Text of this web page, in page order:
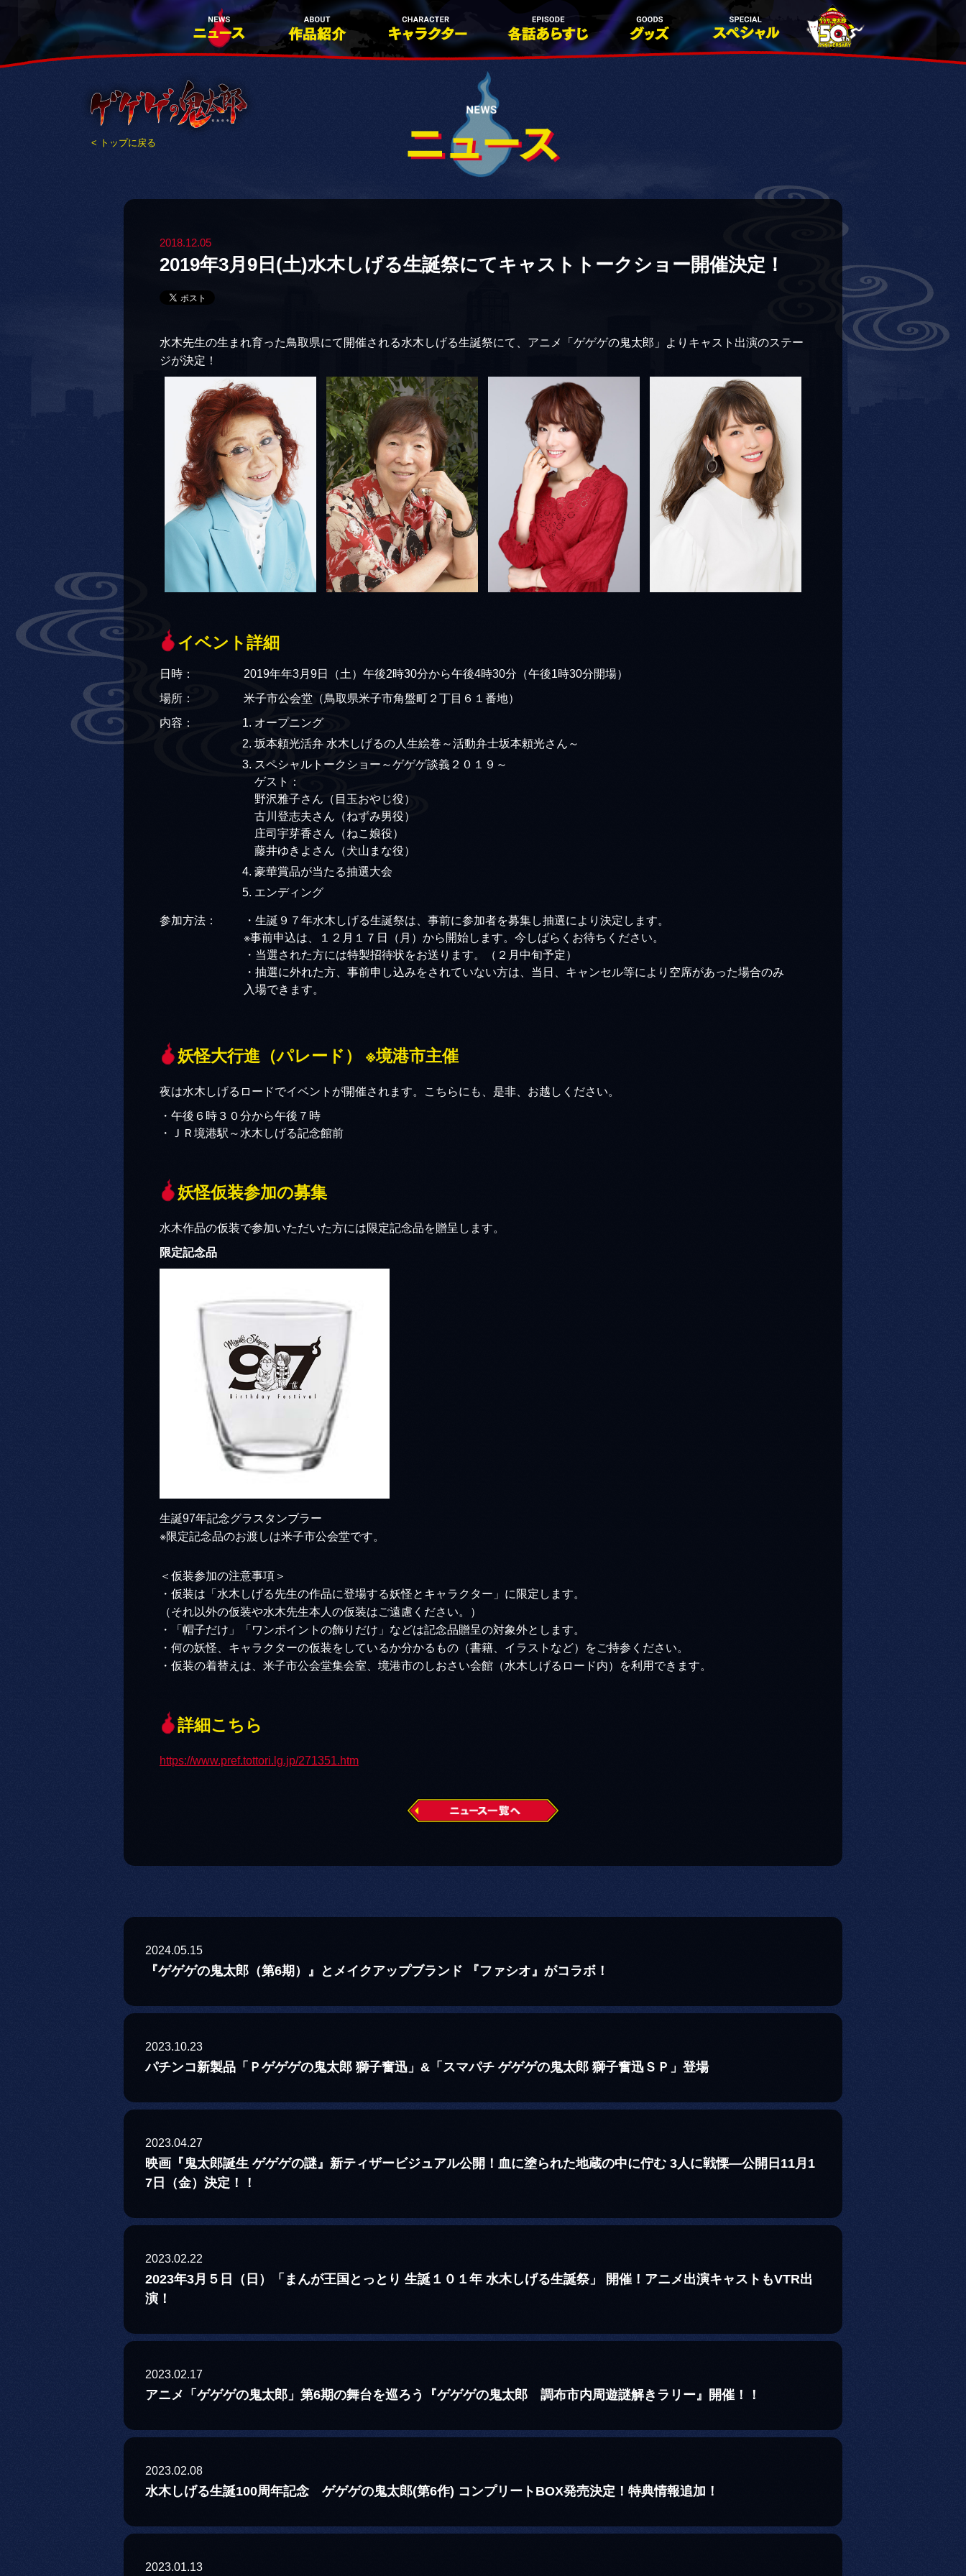
< トップに戻る
2018.12.05
2019年3月9日(土)水木しげる生誕祭にてキャストトークショー開催決定！
水木先生の生まれ育った鳥取県にて開催される水木しげる生誕祭にて、アニメ「ゲゲゲの鬼太郎」よりキャスト出演のステー
ジが決定！
イベント詳細
日時：
2019年年3月9日（土）午後2時30分から午後4時30分（午後1時30分開場）
場所：
米子市公会堂（鳥取県米子市角盤町２丁目６１番地）
内容：
オープニング
坂本頼光活弁 水木しげるの人生絵巻～活動弁士坂本頼光さん～
スペシャルトークショー～ゲゲゲ談義２０１９～
ゲスト：
野沢雅子さん（目玉おやじ役）
古川登志夫さん（ねずみ男役）
庄司宇芽香さん（ねこ娘役）
藤井ゆきよさん（犬山まな役）
豪華賞品が当たる抽選大会
エンディング
参加方法：
・生誕９７年水木しげる生誕祭は、事前に参加者を募集し抽選により決定します。
※事前申込は、１２月１７日（月）から開始します。今しばらくお待ちください。
・当選された方には特製招待状をお送ります。（２月中旬予定）
・抽選に外れた方、事前申し込みをされていない方は、当日、キャンセル等により空席があった場合のみ
入場できます。
妖怪大行進（パレード） ※境港市主催
夜は水木しげるロードでイベントが開催されます。こちらにも、是非、お越しください。
・午後６時３０分から午後７時
・ＪＲ境港駅～水木しげる記念館前
妖怪仮装参加の募集
水木作品の仮装で参加いただいた方には限定記念品を贈呈します。
限定記念品
生誕97年記念グラスタンブラー
※限定記念品のお渡しは米子市公会堂です。
＜仮装参加の注意事項＞
・仮装は「水木しげる先生の作品に登場する妖怪とキャラクター」に限定します。
（それ以外の仮装や水木先生本人の仮装はご遠慮ください。）
・「帽子だけ」「ワンポイントの飾りだけ」などは記念品贈呈の対象外とします。
・何の妖怪、キャラクターの仮装をしているか分かるもの（書籍、イラストなど）をご持参ください。
・仮装の着替えは、米子市公会堂集会室、境港市のしおさい会館（水木しげるロード内）を利用できます。
詳細こちら
https://www.pref.tottori.lg.jp/271351.htm
2024.05.15
『ゲゲゲの鬼太郎（第6期）』とメイクアップブランド 『ファシオ』がコラボ！
2023.10.23
パチンコ新製品「Ｐゲゲゲの鬼太郎 獅子奮迅」&「スマパチ ゲゲゲの鬼太郎 獅子奮迅ＳＰ」登場
2023.04.27
映画『鬼太郎誕生 ゲゲゲの謎』新ティザービジュアル公開！血に塗られた地蔵の中に佇む 3人に戦慄―公開日11月1
7日（金）決定！！
2023.02.22
2023年3月５日（日）「まんが王国とっとり 生誕１０１年 水木しげる生誕祭」 開催！アニメ出演キャストもVTR出
演！
2023.02.17
アニメ「ゲゲゲの鬼太郎」第6期の舞台を巡ろう『ゲゲゲの鬼太郎 調布市内周遊謎解きラリー』開催！！
2023.02.08
水木しげる生誕100周年記念 ゲゲゲの鬼太郎(第6作) コンプリートBOX発売決定！特典情報追加！
2023.01.13